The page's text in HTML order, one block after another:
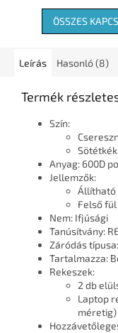
ÖSSZES
Leírás Hasonló (8)
Termék
Szín:
Sötétkék
Anyag: 600D
Jellemzők:
Állítható
Felső fül
Nem: Ifjúsági
Tanúsítvány:
Záródás
Tartalmazza:
Rekeszek:
2 db
Laptop
méretig)